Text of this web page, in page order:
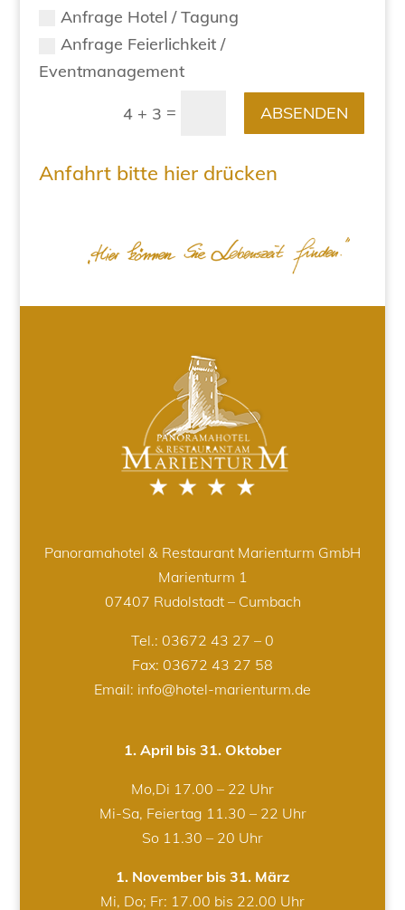
Anfrage Hotel / Tagung
Anfrage Feierlichkeit /
Eventmanagement
4 + 3 = ABSENDEN
Anfahrt bitte hier drücken
Panoramahotel & Restaurant Marienturm GmbH
Marienturm 1
07407 Rudolstadt – Cumbach
Tel.: 03672 43 27 – 0
Fax: 03672 43 27 58
Email: info@hotel-marienturm.de
1. April bis 31. Oktober
Mo,Di 17.00 – 22 Uhr
Mi-Sa, Feiertag 11.30 – 22 Uhr
So 11.30 – 20 Uhr
1. November bis 31. März
Mi, Do; Fr: 17.00 bis 22.00 Uhr